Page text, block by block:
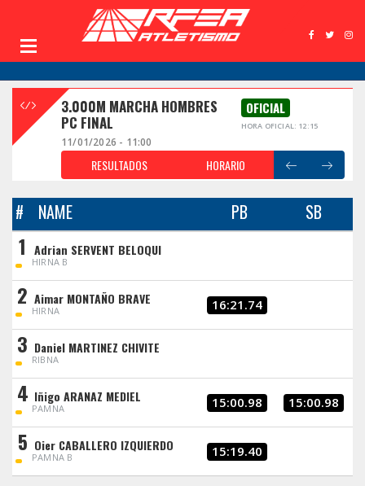
3.000M MARCHA HOMBRES
PC FINAL
OFICIAL
HORA OFICIAL: 12:15
11/01/2026 - 11:00
RESULTADOS HORARIO
# NAME PB SB
1 Adrian SERVENT BELOQUI
HIRNA B
2 Aimar MONTAÑO BRAVE
HIRNA 16:21.74
3 Daniel MARTINEZ CHIVITE
RIBNA
4 Iñigo ARANAZ MEDIEL
PAMNA 15:00.98 15:00.98
5 Oier CABALLERO IZQUIERDO
PAMNA B 15:19.40